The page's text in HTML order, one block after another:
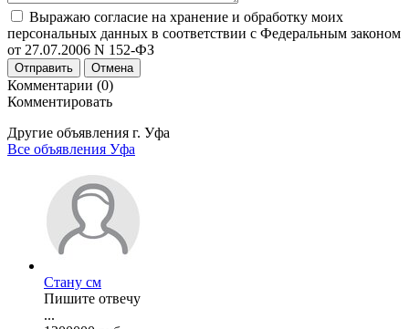
Выражаю согласие на хранение и обработку моих
персональных данных в соответствии с Федеральным законом
от 27.07.2006 N 152-ФЗ
Отправить Отмена
Комментарии (0)
Комментировать
Другие объявления г. Уфа
Все объявления Уфа
Стану см
Пишите отвечу
...